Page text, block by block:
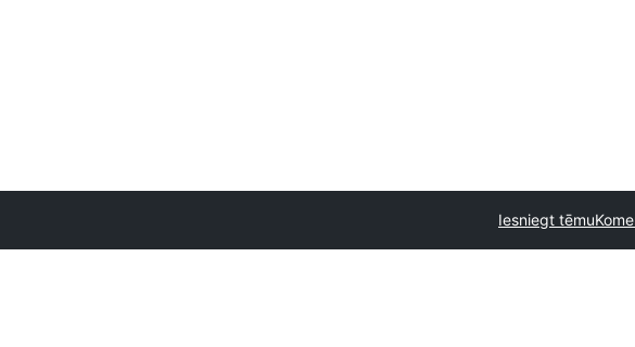
Iesniegt tēmu